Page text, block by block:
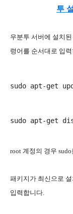
투
우분투 서버에 설치
령어를 순서대로 입
root 계정의 경우
패키지가 최신으로
입력합니다.